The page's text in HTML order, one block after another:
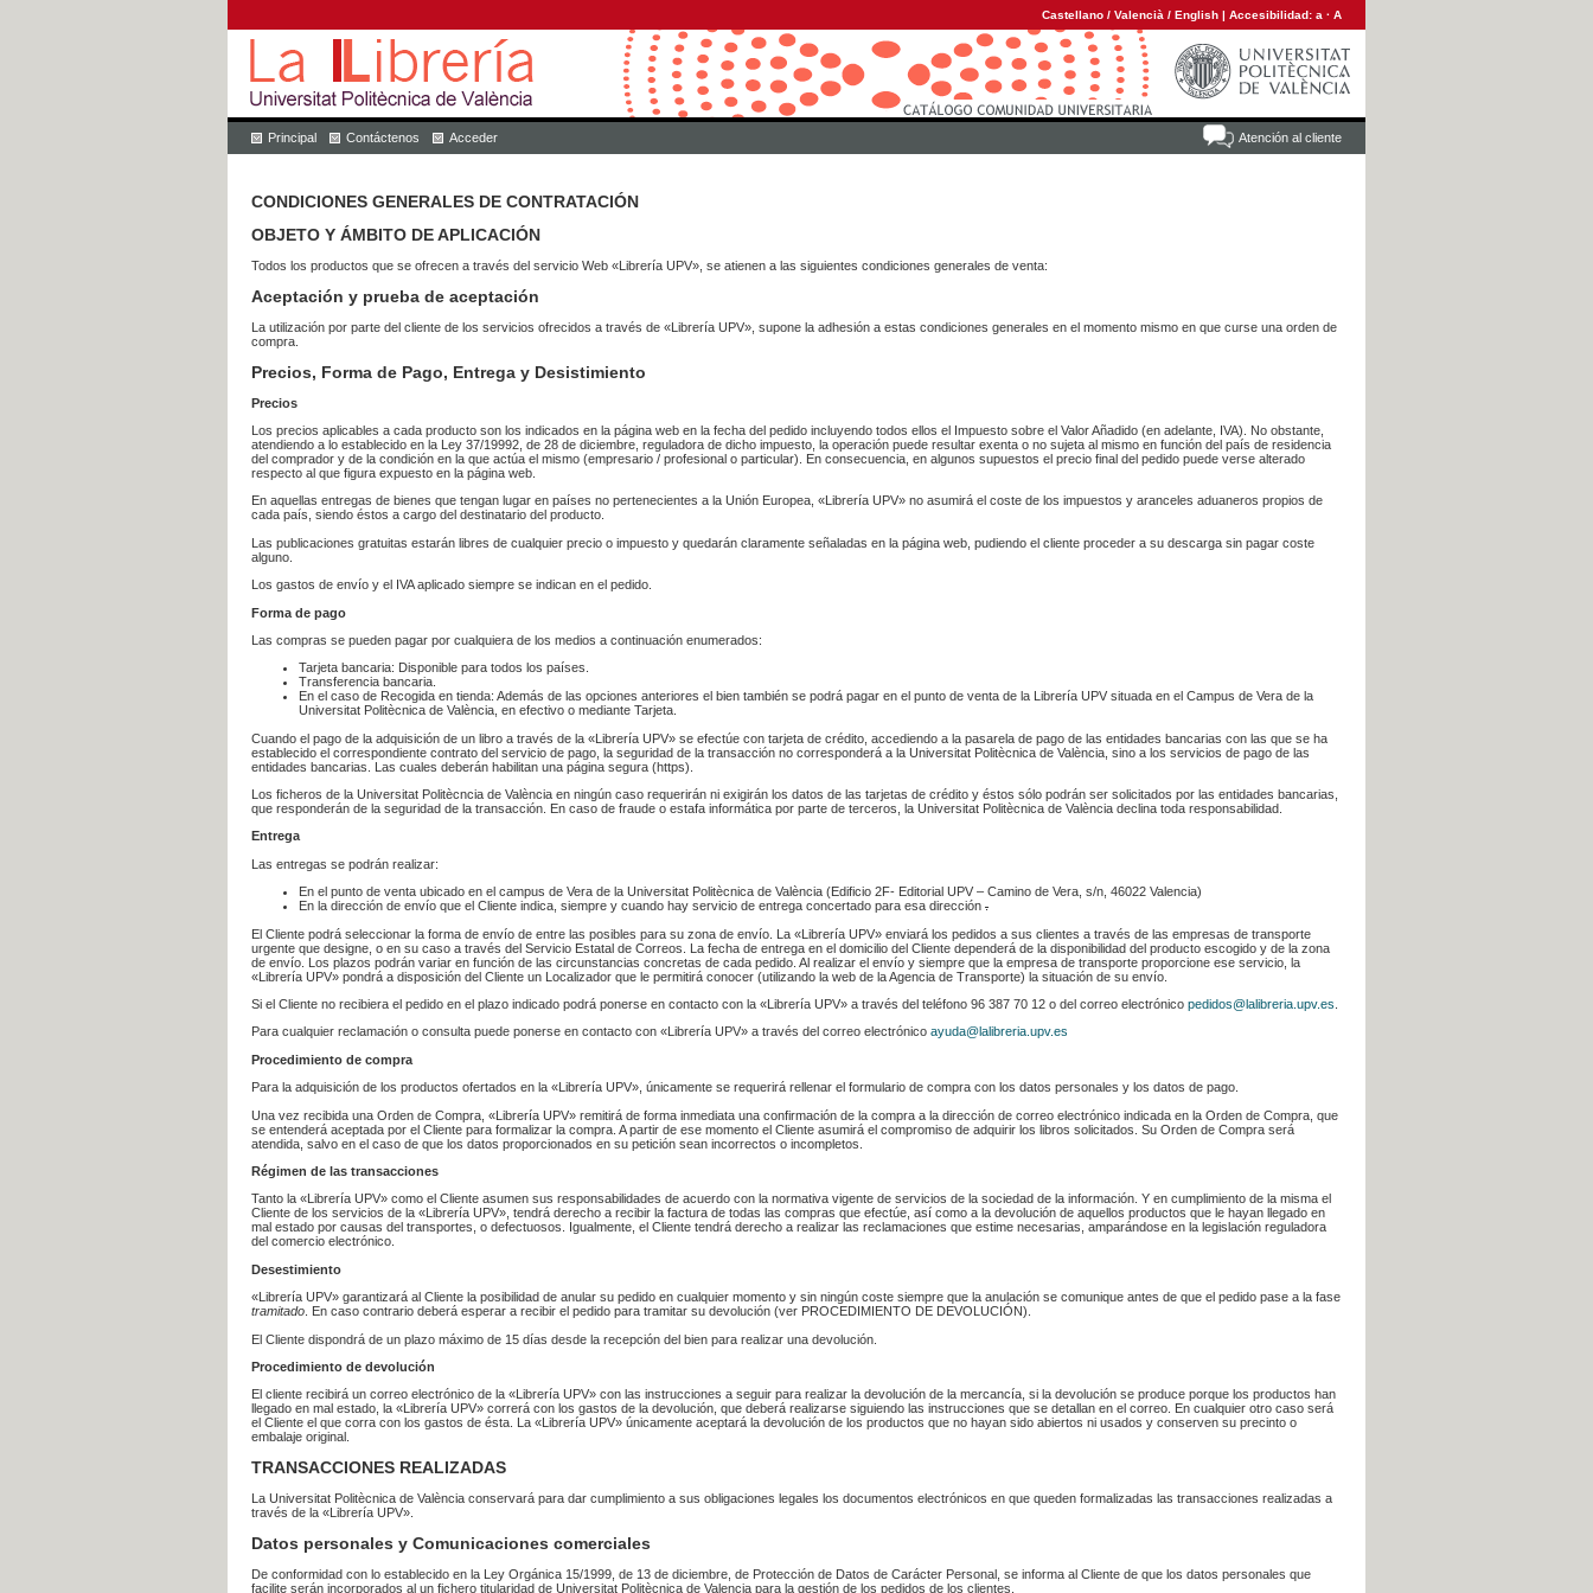
Castellano / Valencià / English | Accesibilidad: a · A
Atención al cliente
Principal Contáctenos Acceder
CONDICIONES GENERALES DE CONTRATACIÓN
OBJETO Y ÁMBITO DE APLICACIÓN
Todos los productos que se ofrecen a través del servicio Web «Librería UPV», se atienen a las siguientes condiciones generales de venta:
Aceptación y prueba de aceptación
La utilización por parte del cliente de los servicios ofrecidos a través de «Librería UPV», supone la adhesión a estas condiciones generales en el momento mismo en que curse una orden de
compra.
Precios, Forma de Pago, Entrega y Desistimiento
Precios
Los precios aplicables a cada producto son los indicados en la página web en la fecha del pedido incluyendo todos ellos el Impuesto sobre el Valor Añadido (en adelante, IVA). No obstante,
atendiendo a lo establecido en la Ley 37/19992, de 28 de diciembre, reguladora de dicho impuesto, la operación puede resultar exenta o no sujeta al mismo en función del país de residencia
del comprador y de la condición en la que actúa el mismo (empresario / profesional o particular). En consecuencia, en algunos supuestos el precio final del pedido puede verse alterado
respecto al que figura expuesto en la página web.
En aquellas entregas de bienes que tengan lugar en países no pertenecientes a la Unión Europea, «Librería UPV» no asumirá el coste de los impuestos y aranceles aduaneros propios de
cada país, siendo éstos a cargo del destinatario del producto.
Las publicaciones gratuitas estarán libres de cualquier precio o impuesto y quedarán claramente señaladas en la página web, pudiendo el cliente proceder a su descarga sin pagar coste
alguno.
Los gastos de envío y el IVA aplicado siempre se indican en el pedido.
Forma de pago
Las compras se pueden pagar por cualquiera de los medios a continuación enumerados:
Tarjeta bancaria: Disponible para todos los países.
Transferencia bancaria.
En el caso de Recogida en tienda: Además de las opciones anteriores el bien también se podrá pagar en el punto de venta de la Librería UPV situada en el Campus de Vera de la
Universitat Politècnica de València, en efectivo o mediante Tarjeta.
Cuando el pago de la adquisición de un libro a través de la «Librería UPV» se efectúe con tarjeta de crédito, accediendo a la pasarela de pago de las entidades bancarias con las que se ha
establecido el correspondiente contrato del servicio de pago, la seguridad de la transacción no corresponderá a la Universitat Politècnica de València, sino a los servicios de pago de las
entidades bancarias. Las cuales deberán habilitan una página segura (https).
Los ficheros de la Universitat Politècncia de València en ningún caso requerirán ni exigirán los datos de las tarjetas de crédito y éstos sólo podrán ser solicitados por las entidades bancarias,
que responderán de la seguridad de la transacción. En caso de fraude o estafa informática por parte de terceros, la Universitat Politècnica de València declina toda responsabilidad.
Entrega
Las entregas se podrán realizar:
En el punto de venta ubicado en el campus de Vera de la Universitat Politècnica de València (Edificio 2F- Editorial UPV – Camino de Vera, s/n, 46022 Valencia)
En la dirección de envío que el Cliente indica, siempre y cuando hay servicio de entrega concertado para esa dirección .
El Cliente podrá seleccionar la forma de envío de entre las posibles para su zona de envío. La «Librería UPV» enviará los pedidos a sus clientes a través de las empresas de transporte
urgente que designe, o en su caso a través del Servicio Estatal de Correos. La fecha de entrega en el domicilio del Cliente dependerá de la disponibilidad del producto escogido y de la zona
de envío. Los plazos podrán variar en función de las circunstancias concretas de cada pedido. Al realizar el envío y siempre que la empresa de transporte proporcione ese servicio, la
«Librería UPV» pondrá a disposición del Cliente un Localizador que le permitirá conocer (utilizando la web de la Agencia de Transporte) la situación de su envío.
Si el Cliente no recibiera el pedido en el plazo indicado podrá ponerse en contacto con la «Librería UPV» a través del teléfono 96 387 70 12 o del correo electrónico pedidos@lalibreria.upv.es
Para cualquier reclamación o consulta puede ponerse en contacto con «Librería UPV» a través del correo electrónico ayuda@lalibreria.upv.es
Procedimiento de compra
Para la adquisición de los productos ofertados en la «Librería UPV», únicamente se requerirá rellenar el formulario de compra con los datos personales y los datos de pago.
Una vez recibida una Orden de Compra, «Librería UPV» remitirá de forma inmediata una confirmación de la compra a la dirección de correo electrónico indicada en la Orden de Compra, que
se entenderá aceptada por el Cliente para formalizar la compra. A partir de ese momento el Cliente asumirá el compromiso de adquirir los libros solicitados. Su Orden de Compra será
atendida, salvo en el caso de que los datos proporcionados en su petición sean incorrectos o incompletos.
Régimen de las transacciones
Tanto la «Librería UPV» como el Cliente asumen sus responsabilidades de acuerdo con la normativa vigente de servicios de la sociedad de la información. Y en cumplimiento de la misma el
Cliente de los servicios de la «Librería UPV», tendrá derecho a recibir la factura de todas las compras que efectúe, así como a la devolución de aquellos productos que le hayan llegado en
mal estado por causas del transportes, o defectuosos. Igualmente, el Cliente tendrá derecho a realizar las reclamaciones que estime necesarias, amparándose en la legislación reguladora
del comercio electrónico.
Desestimiento
«Librería UPV» garantizará al Cliente la posibilidad de anular su pedido en cualquier momento y sin ningún coste siempre que la anulación se comunique antes de que el pedido pase a la fase
tramitado . En caso contrario deberá esperar a recibir el pedido para tramitar su devolución (ver PROCEDIMIENTO DE DEVOLUCIÓN).
El Cliente dispondrá de un plazo máximo de 15 días desde la recepción del bien para realizar una devolución.
Procedimiento de devolución
El cliente recibirá un correo electrónico de la «Librería UPV» con las instrucciones a seguir para realizar la devolución de la mercancía, si la devolución se produce porque los productos han
llegado en mal estado, la «Librería UPV» correrá con los gastos de la devolución, que deberá realizarse siguiendo las instrucciones que se detallan en el correo. En cualquier otro caso será
el Cliente el que corra con los gastos de ésta. La «Librería UPV» únicamente aceptará la devolución de los productos que no hayan sido abiertos ni usados y conserven su precinto o
embalaje original.
TRANSACCIONES REALIZADAS
La Universitat Politècnica de València conservará para dar cumplimiento a sus obligaciones legales los documentos electrónicos en que queden formalizadas las transacciones realizadas a
través de la «Librería UPV».
Datos personales y Comunicaciones comerciales
De conformidad con lo establecido en la Ley Orgánica 15/1999, de 13 de diciembre, de Protección de Datos de Carácter Personal, se informa al Cliente de que los datos personales que
facilite serán incorporados al un fichero titularidad de Universitat Politècnica de Valencia para la gestión de los pedidos de los clientes.